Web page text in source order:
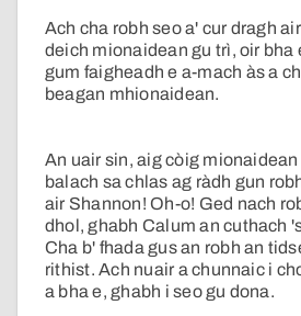
Ach cha robh seo a' cur dragh
deich mionaidean gu trì, oir bha
gum faigheadh e a-mach às a
beagan mhionaidean.
An uair sin, aig còig
balach sa chlas ag ràdh gun
air Shannon! Oh-o! Ged nach
dhol, ghabh Calum an cuthach
Cha b' fhada gus an robh an
rithist. Ach nuair a chunnaic i
a bha e, ghabh i seo gu dona.